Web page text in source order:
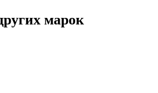
марок